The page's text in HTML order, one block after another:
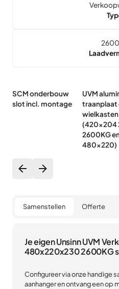
2600
SCM onderbouw
slot incl. montage
UVM
traanplaat
wielkasten
(420x204
2600KG
480x220)
Samenstellen Offerte
Je eigen Unsinn UVM
480x220x230 2600KG
Configureer via onze handige
aanhanger en ontvang een op